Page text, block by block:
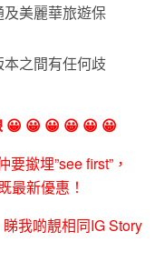
美麗華旅遊保
之間有任何歧
😀 😀 😀 😀 😀 😀
要撳埋”see first”，
最新優惠！
睇我啲靚相同IG Story